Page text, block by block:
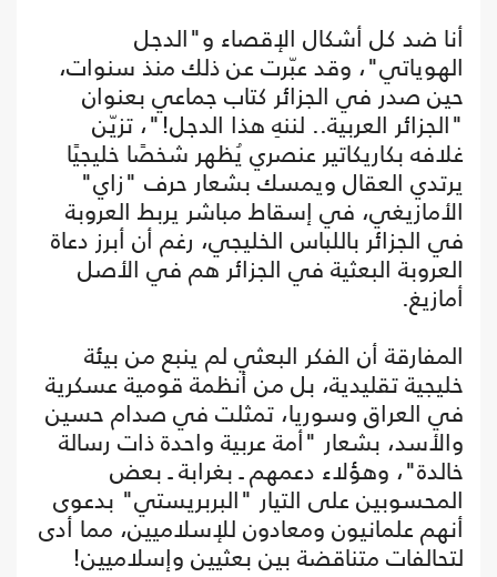
أنا ضد كل أشكال الإقصاء و"الدجل
الهوياتي"، وقد عبّرت عن ذلك منذ سنوات،
حين صدر في الجزائر كتاب جماعي بعنوان
"الجزائر العربية.. لننهِ هذا الدجل!"، تزيّن
غلافه بكاريكاتير عنصري يُظهر شخصًا خليجيًا
يرتدي العقال ويمسك بشعار حرف "زاي"
الأمازيغي، في إسقاط مباشر يربط العروبة
في الجزائر باللباس الخليجي، رغم أن أبرز دعاة
العروبة البعثية في الجزائر هم في الأصل
أمازيغ.
المفارقة أن الفكر البعثي لم ينبع من بيئة
خليجية تقليدية، بل من أنظمة قومية عسكرية
في العراق وسوريا، تمثلت في صدام حسين
والأسد، بشعار "أمة عربية واحدة ذات رسالة
خالدة"، وهؤلاء دعمهم ـ بغرابة ـ بعض
المحسوبين على التيار "البربريستي" بدعوى
أنهم علمانيون ومعادون للإسلاميين، مما أدى
لتحالفات متناقضة بين بعثيين وإسلاميين!